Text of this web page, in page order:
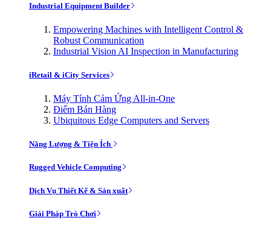
Industrial Equipment Builder
Empowering Machines with Intelligent Control &
Robust Communication
Industrial Vision AI Inspection in Manufacturing
iRetail & iCity Services
Máy Tính Cảm Ứng All-in-One
Điểm Bán Hàng
Ubiquitous Edge Computers and Servers
Năng Lượng & Tiện Ích
Rugged Vehicle Computing
Dịch Vụ Thiết Kế & Sản xuất
Giải Pháp Trò Chơi